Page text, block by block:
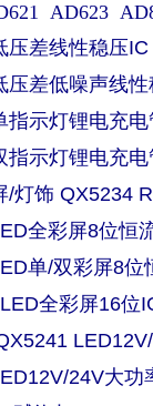
AD623
压差线性稳压IC
压差低噪声线
指示灯锂电充
指示灯锂电充
/灯饰 QX5234
全彩屏8位恒
单/双彩屏8位
全彩屏16位
24V大